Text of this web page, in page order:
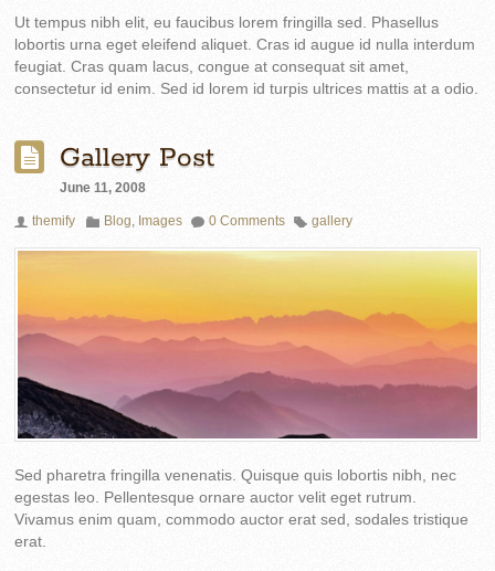
Ut tempus nibh elit, eu faucibus lorem fringilla sed. Phasellus
lobortis urna eget eleifend aliquet. Cras id augue id nulla interdum
feugiat. Cras quam lacus, congue at consequat sit amet,
consectetur id enim. Sed id lorem id turpis ultrices mattis at a odio.
Gallery Post
June 11, 2008
themify Blog, Images 0 Comments gallery
Sed pharetra fringilla venenatis. Quisque quis lobortis nibh, nec
egestas leo. Pellentesque ornare auctor velit eget rutrum.
Vivamus enim quam, commodo auctor erat sed, sodales tristique
erat.